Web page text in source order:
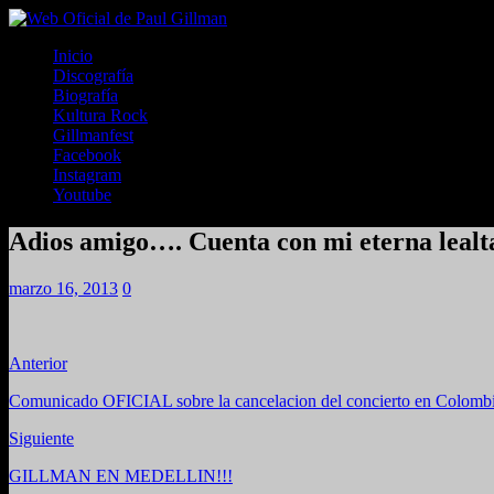
Inicio
Discografía
Biografía
Kultura Rock
Gillmanfest
Facebook
Instagram
Youtube
Adios amigo…. Cuenta con mi eterna
marzo 16, 2013 0
Anterior
Comunicado OFICIAL sobre la cancelacion del concierto en
Siguiente
GILLMAN EN MEDELLIN!!!